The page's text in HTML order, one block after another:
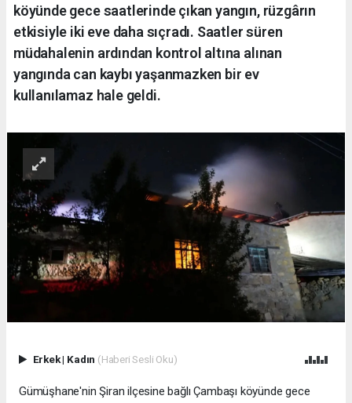
köyünde gece saatlerinde çıkan yangın, rüzgârın
etkisiyle iki eve daha sıçradı. Saatler süren
müdahalenin ardından kontrol altına alınan
yangında can kaybı yaşanmazken bir ev
kullanılamaz hale geldi.
Erkek| Kadın (Haberi Sesli Oku)
Gümüşhane'nin Şiran ilçesine bağlı Çambaşı köyünde gece